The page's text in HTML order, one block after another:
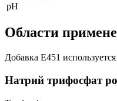
рН
Области
Добавка Е451
Натрий трифосфат